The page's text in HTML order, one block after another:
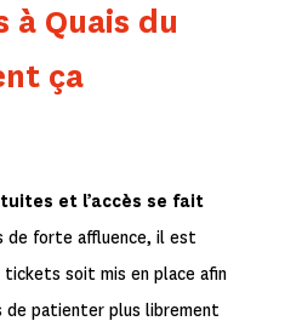
à Quais du
ça
et l’accès se fait
de forte affluence, il est
tickets soit mis en place afin
patienter plus librement